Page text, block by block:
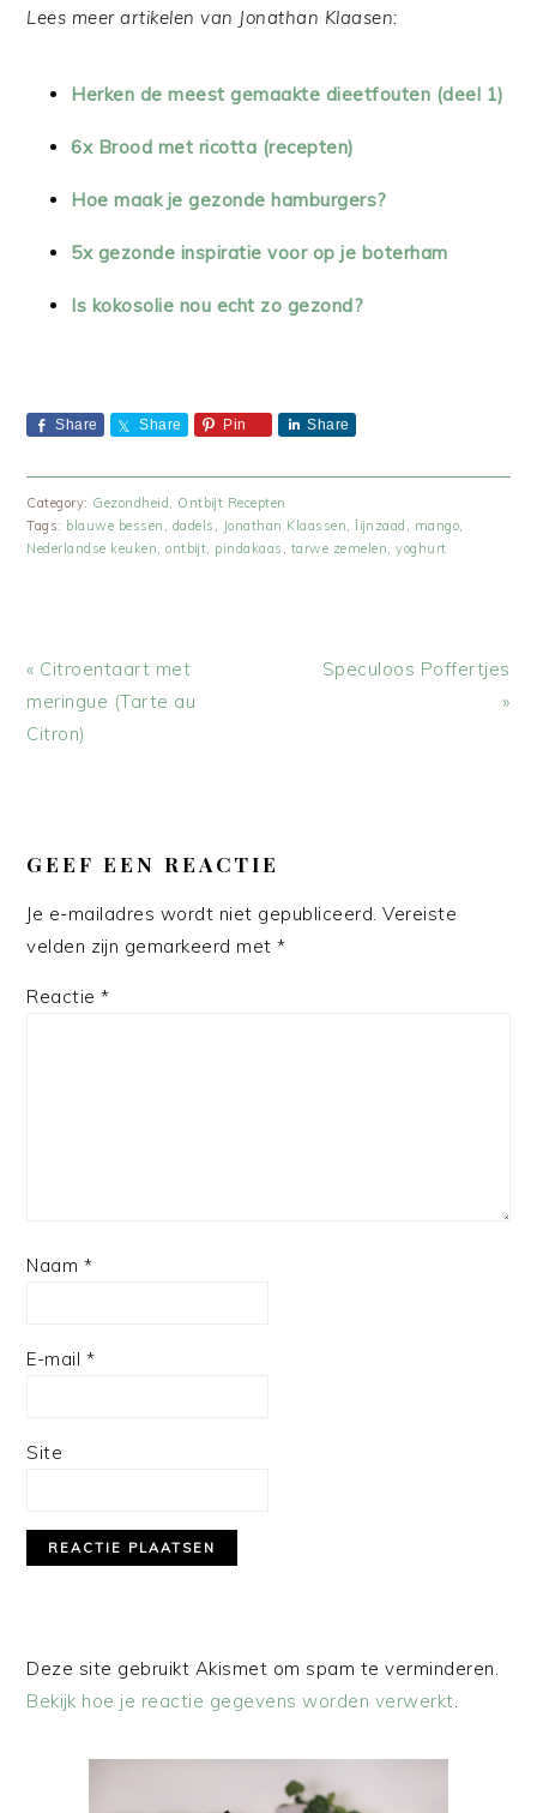
Lees meer artikelen van Jonathan Klaasen:
Herken de meest gemaakte dieetfouten (deel 1)
6x Brood met ricotta (recepten)
Hoe maak je gezonde hamburgers?
5x gezonde inspiratie voor op je boterham
Is kokosolie nou echt zo gezond?
Share Share Pin Share
Category: Gezondheid
Ontbijt Recepten
Tags: blauwe bessen dadels Jonathan Klaassen lijnzaad mango
Nederlandse keuken ,ontbijt pindakaas tarwe zemelen ,yoghurt
Vorig
bericht:
« Citroentaart met
meringue (Tarte au
Citron)
Volgend
Speculoos Poffertjes
»
INTERACTIES
GEEF EEN REACTIE
Je e-mailadres wordt niet gepubliceerd. Vereiste
velden zijn gemarkeerd met*
Reactie*
Naam *
E-mail *
Site
Deze site gebruikt Akismet om spam te verminderen.
Bekijk hoe je reactie gegevens worden verwerkt